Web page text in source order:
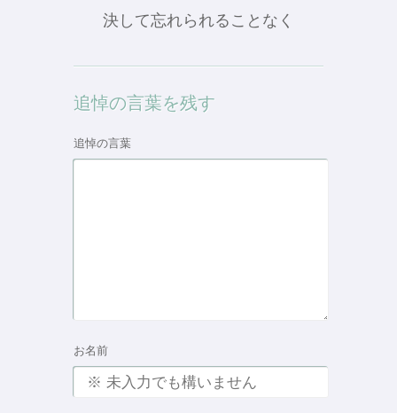
決して忘れられることなく
追悼の言葉を残す
追悼の言葉
お名前